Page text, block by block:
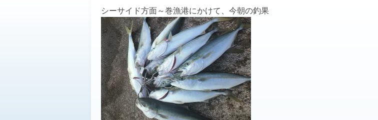
シーサイド方面～巻漁港にかけて、今朝の釣果